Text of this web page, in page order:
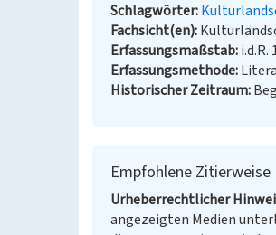
Schlagwörter
Fachsicht(en)
Erfassungsmaßstab i.d.R.
Erfassungsmethode
Historischer Zeitraum
Empfohlene Zitierweise
Urheberrechtlicher
angezeigten Medien